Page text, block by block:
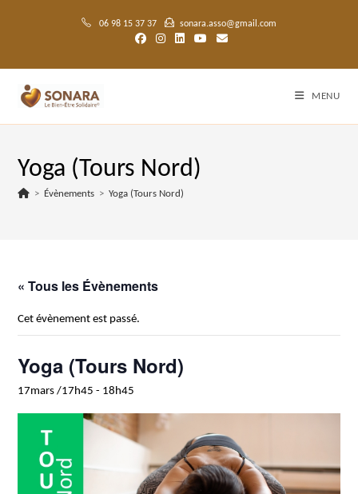
06 98 15 37 37 sonara.asso@gmail.com
MENU
Yoga (Tours Nord)
> Évènements > Yoga (Tours Nord)
« Tous les Évènements
Cet évènement est passé.
Yoga (Tours Nord)
17mars /17h45 - 18h45